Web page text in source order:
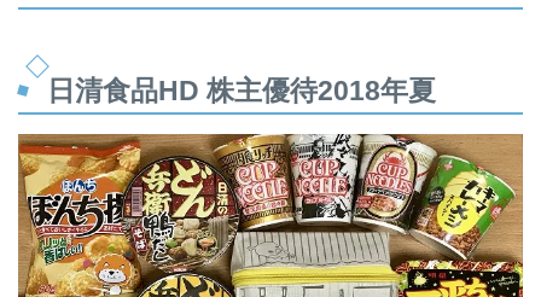
日清食品HD 株主優待2018年夏